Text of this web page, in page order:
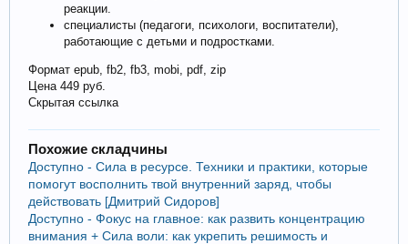
реакции.
специалисты (педагоги, психологи, воспитатели),
работающие с детьми и подростками.
Формат epub, fb2, fb3, mobi, pdf, zip
Цена 449 руб.
Скрытая ссылка
Похожие складчины
Доступно - Сила в ресурсе. Техники и практики, которые
помогут восполнить твой внутренний заряд, чтобы
действовать [Дмитрий Сидоров]
Доступно - Фокус на главное: как развить концентрацию
внимания + Сила воли: как укрепить решимость и